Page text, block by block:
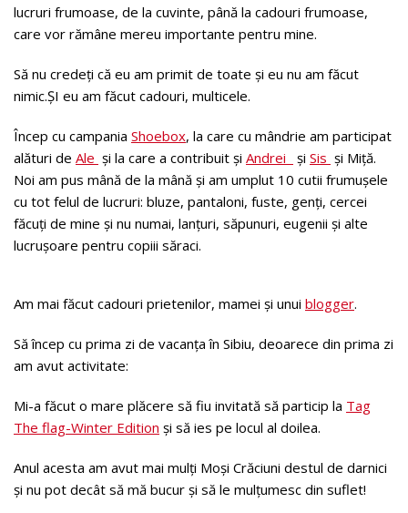
lucruri frumoase, de la cuvinte, până la cadouri frumoase,
care vor rămâne mereu importante pentru mine.
Să nu credeți că eu am primit de toate și eu nu am făcut
nimic.ȘI eu am făcut cadouri, multicele.
Încep cu campania Shoebox, la care cu mândrie am participat
alături de Ale și la care a contribuit și Andrei și Sis și Miță.
Noi am pus mână de la mână și am umplut 10 cutii frumușele
cu tot felul de lucruri: bluze, pantaloni, fuste, genți, cercei
făcuți de mine și nu numai, lanțuri, săpunuri, eugenii și alte
lucrușoare pentru copiii săraci.
Am mai făcut cadouri prietenilor, mamei și unui blogger.
Să încep cu prima zi de vacanța în Sibiu, deoarece din prima zi
am avut activitate:
Mi-a făcut o mare plăcere să fiu invitată să particip la Tag
The flag-Winter Edition și să ies pe locul al doilea.
Anul acesta am avut mai mulți Moși Crăciuni destul de darnici
și nu pot decât să mă bucur și să le mulțumesc din suflet!